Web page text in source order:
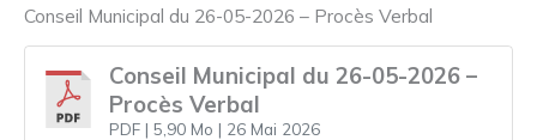
Conseil Municipal du 26-05-2026 – Procès Verbal
Conseil Municipal du 26-05-2026 –
Procès Verbal
PDF| 5,90 Mo | 26 Mai 2026